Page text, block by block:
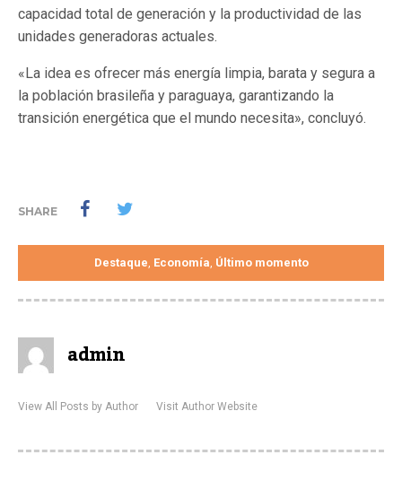
capacidad total de generación y la productividad de las
unidades generadoras actuales.
«La idea es ofrecer más energía limpia, barata y segura a
la población brasileña y paraguaya, garantizando la
transición energética que el mundo necesita», concluyó.
SHARE
Destaque, Economía, Último momento
admin
View All Posts by Author Visit Author Website